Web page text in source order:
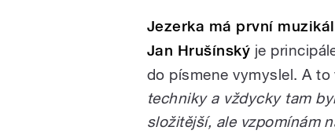
Jezerka má první muzikál
Jan Hrušínský je
do písmene vymyslel. A to
techniky a vždycky tam
složitější, ale vzpomínám